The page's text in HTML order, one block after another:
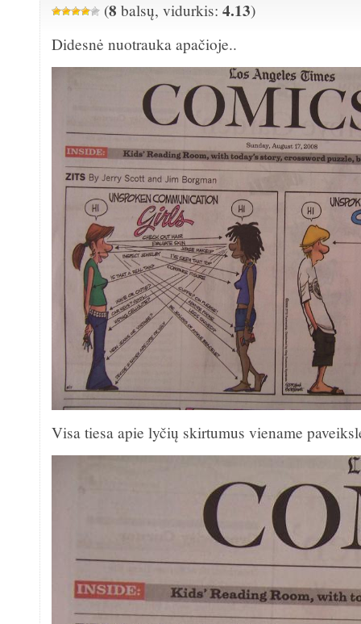
(8 balsų, vidurkis:4.13)
Didesnė nuotrauka apačioje..
Visa tiesa apie lyčių skirtumus viename